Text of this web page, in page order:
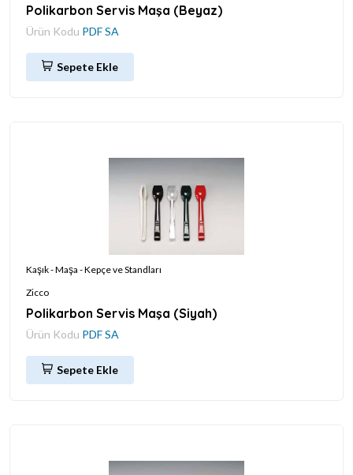
Polikarbon Servis Maşa (Beyaz)
Ürün Kodu PDF SA
Sepete Ekle
Kaşık - Maşa - Kepçe ve Standları
Zicco
Polikarbon Servis Maşa (Siyah)
Ürün Kodu PDF SA
Sepete Ekle